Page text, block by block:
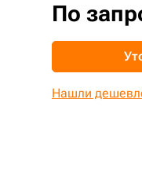
По
Нашли